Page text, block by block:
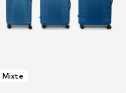
Mixte